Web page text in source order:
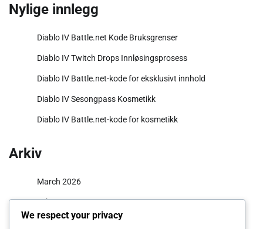
Nylige innlegg
Diablo IV Battle.net Kode Bruksgrenser
Diablo IV Twitch Drops Innløsingsprosess
Diablo IV Battle.net-kode for eksklusivt innhold
Diablo IV Sesongpass Kosmetikk
Diablo IV Battle.net-kode for kosmetikk
Arkiv
March 2026
February 2026
We respect your privacy